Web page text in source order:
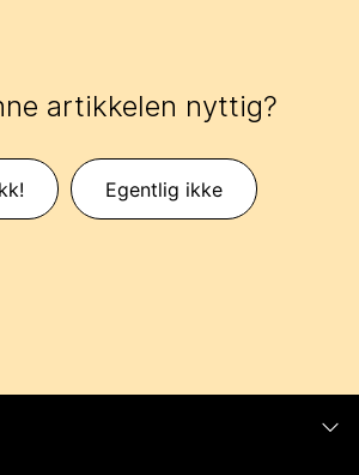
artikkelen nyttig?
Egentlig ikke